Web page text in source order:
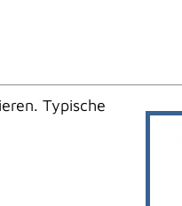
Typische